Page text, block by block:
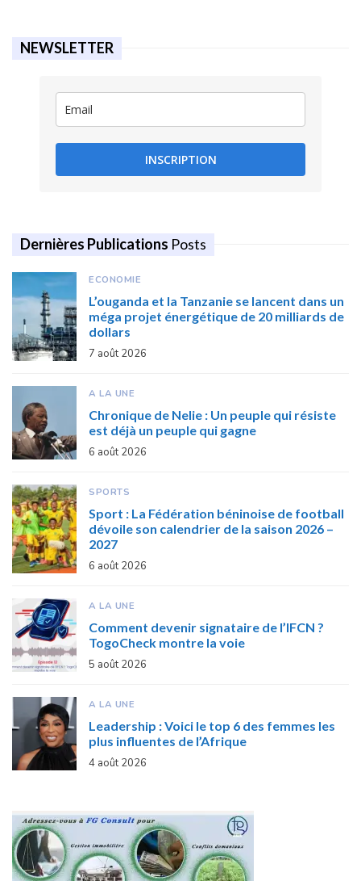
NEWSLETTER
INSCRIPTION
Dernières Publications Posts
ECONOMIE
L’ouganda et la Tanzanie se lancent dans un
méga projet énergétique de 20 milliards de
dollars
7 août 2026
A LA UNE
Chronique de Nelie : Un peuple qui résiste
est déjà un peuple qui gagne
6 août 2026
SPORTS
Sport : La Fédération béninoise de football
dévoile son calendrier de la saison 2026 –
2027
6 août 2026
A LA UNE
Comment devenir signataire de l’IFCN ?
TogoCheck montre la voie
5 août 2026
A LA UNE
Leadership : Voici le top 6 des femmes les
plus influentes de l’Afrique
4 août 2026